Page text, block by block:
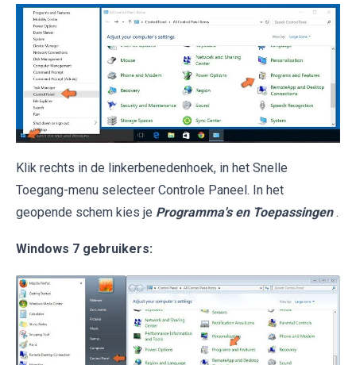
Klik rechts in de linkerbenedenhoek, in het Snelle
Toegang-menu selecteer Controle Paneel. In het
geopende schem kies je Programma's en Toepassingen .
Windows 7 gebruikers: